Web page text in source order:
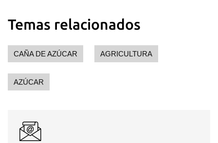
Temas relacionados
CAÑA DE AZÚCAR AGRICULTURA
AZÚCAR